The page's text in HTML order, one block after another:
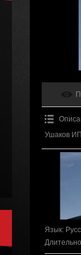
Ушаков ИП
Язык: